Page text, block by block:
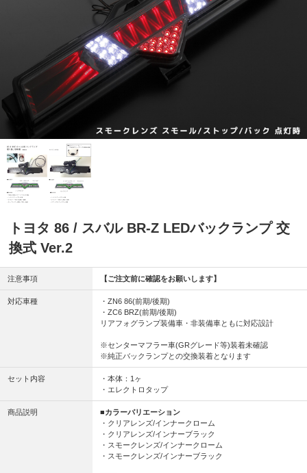
トヨタ 86 / スバル BR-Z LEDバックランプ 交
換式 Ver.2
注意事項 【ご注文前に確認をお願いします】
対応車種
・ZN6 86(前期/後期)
・ZC6 BRZ(前期/後期)
リアフォグランプ装備車・非装備車ともに対応設計
※センターマフラー車(GRグレード等)装着未確認
※純正バックランプとの交換装着となります
セット内容
・本体：1ヶ
・エレクトロタップ
商品説明
■カラーバリエーション
・クリアレンズ/インナークローム
・クリアレンズ/インナーブラック
・スモークレンズ/インナークローム
・スモークレンズ/インナーブラック